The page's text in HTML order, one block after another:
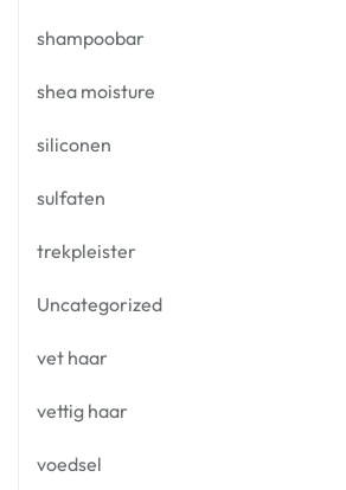
shampoobar
shea moisture
siliconen
sulfaten
trekpleister
Uncategorized
vet haar
vettig haar
voedsel